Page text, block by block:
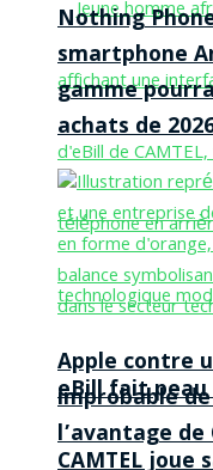
eBill fait peau
Nothing
smartphone
gamme
achats de
Apple contre
improbable
l’avantage